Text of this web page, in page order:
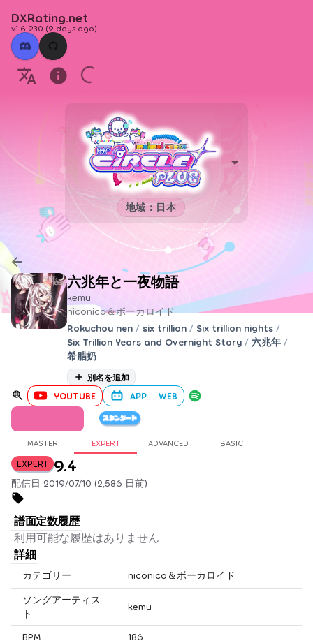
DXRating.net
v1.6.230 (2 days ago)
地域：日本
六兆年と一夜物語
kemu
niconico＆ボーカロイド
Rokuchou nen / six trillion / Six trillion nights /
Six Trillion Years and Overnight Story / 六兆年 /
希腊奶
別名を追加
YOUTUBE APP WEB
MASTER EXPERT ADVANCED BASIC
EXPERT 9.4
配信日 2019/07/10 (2,586 日前)
譜面定数履歴
利用可能な履歴はありません
詳細
カテゴリー niconico＆ボーカロイド
ソングアーティス
ト
kemu
BPM
186